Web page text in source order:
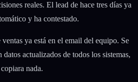
reales. El lead de hace tres días ya
y ha contestado.
ya está en el email del equipo. Se
actualizados de todos los sistemas,
nada.